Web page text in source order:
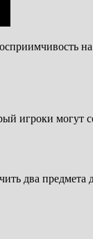
игроки могут
два предмета